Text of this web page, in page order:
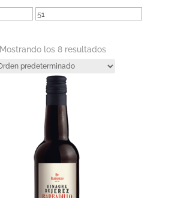
Mostrando los 8 resultados